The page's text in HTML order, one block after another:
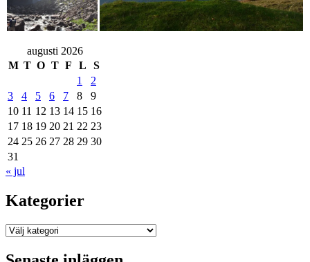
augusti 2026
M T O T F L
S
1
2
3
4 5 6 7 8
9
10 11 12 13 14 15 16
17 18 19 20 21 22 23
24 25 26 27 28 29 30
31
« jul
Kategorier
Kategorier